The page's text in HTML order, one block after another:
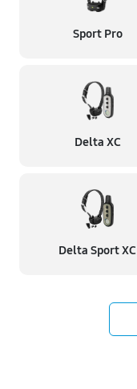
Sport Pro
Delta XC
Delta Sport XC